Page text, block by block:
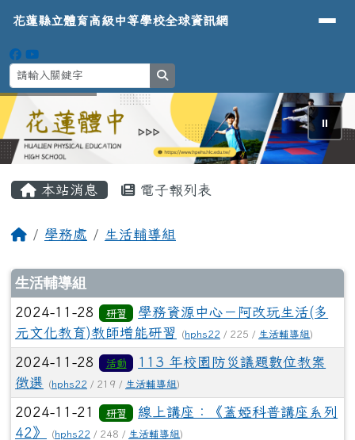
花蓮縣立體育高級中等學校全球資
導覽列
花蓮縣立體育高級中等學校全球資訊網
⏸
本站消息 電子報列表
回首頁
學務處 生活輔導組
文章列表
生活輔導組
2024-11-28 研習
學務資源中心－阿改玩生活(多
元文化教育)教師增能研習
(hphs22 / 225 / 生活輔導組)
2024-11-28 活動
113 年校園防災議題數位教案
徵選
(hphs22 / 219 / 生活輔導組)
2024-11-21 研習
線上講座：《蓋婭科普講座系列
42》
(hphs22 / 248 / 生活輔導組)